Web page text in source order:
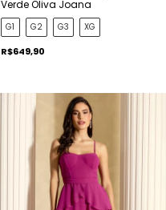
Verde Oliva Joana
G1 G2 G3 XG
R$649,90